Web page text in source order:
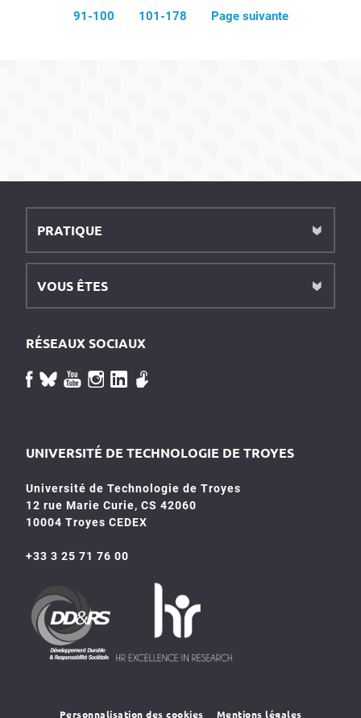
91-100 101-178 Page suivante
PRATIQUE
VOUS ÊTES
RÉSEAUX SOCIAUX
UNIVERSITÉ DE TECHNOLOGIE DE TROYES
Université de Technologie de Troyes
12 rue Marie Curie, CS 42060
10004 Troyes CEDEX
+33 3 25 71 76 00
Personnalisation des cookies Mentions légales